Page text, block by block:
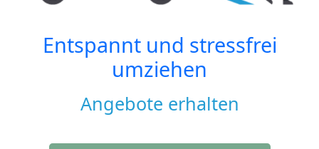
Entspannt und stressfrei
umziehen
Angebote erhalten